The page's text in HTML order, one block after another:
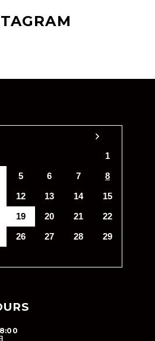
1
5 6 7
8
12 13 14
15
19 20 21
22
26 27 28
29